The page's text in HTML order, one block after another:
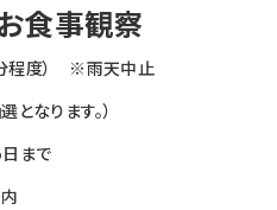
食事観察
程度） ※雨天中止
なります。）
まで